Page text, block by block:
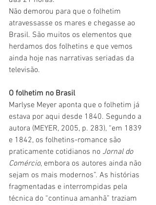
Não demorou para que o folhetim
atravessasse os mares e chegasse ao
Brasil. São muitos os elementos que
herdamos dos folhetins e que vemos
ainda hoje nas narrativas seriadas da
televisão.
O folhetim no Brasil
Marlyse Meyer aponta que o folhetim já
estava por aqui desde 1840. Segundo a
autora (MEYER, 2005, p. 283), “em 1839
e 1842, os folhetins-romance são
praticamente cotidianos no Jornal do
Comércio, embora os autores ainda não
sejam os mais modernos”. As histórias
fragmentadas e interrompidas pela
técnica do “continua amanhã” traziam